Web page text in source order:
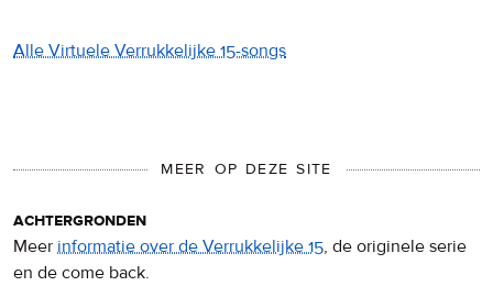
Alle Virtuele Verrukkelijke 15-songs
MEER OP DEZE SITE
achtergronden
Meer informatie over de Verrukkelijke 15, de originele serie
en de come back.